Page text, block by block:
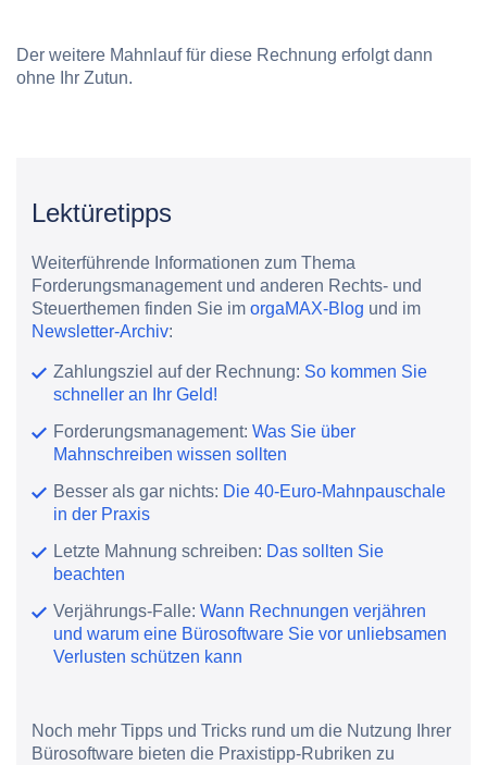
Der weitere Mahnlauf für diese Rechnung erfolgt dann
ohne Ihr Zutun.
Lektüretipps
Weiterführende Informationen zum Thema
Forderungsmanagement und anderen Rechts- und
Steuerthemen finden Sie im orgaMAX-Blog und im
Newsletter-Archiv:
Zahlungsziel auf der Rechnung: So kommen Sie
schneller an Ihr Geld!
Forderungsmanagement: Was Sie über
Mahnschreiben wissen sollten
Besser als gar nichts: Die 40-Euro-Mahnpauschale
in der Praxis
Letzte Mahnung schreiben: Das sollten Sie
beachten
Verjährungs-Falle: Wann Rechnungen verjähren
und warum eine Bürosoftware Sie vor unliebsamen
Verlusten schützen kann
Noch mehr Tipps und Tricks rund um die Nutzung Ihrer
Bürosoftware bieten die Praxistipp-Rubriken zu